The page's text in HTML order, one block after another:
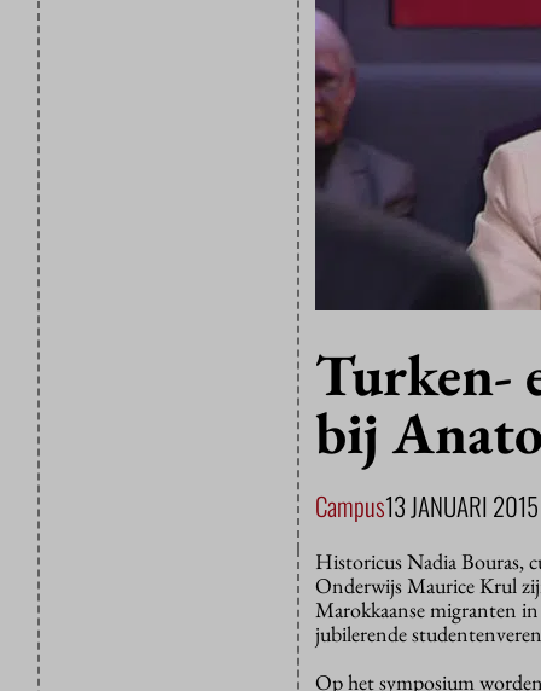
Turken-
bij
Campus13 JANUARI 2015
Historicus Nadia Bouras,
Onderwijs Maurice Krul
Marokkaanse migranten
jubilerende
Op het symposium